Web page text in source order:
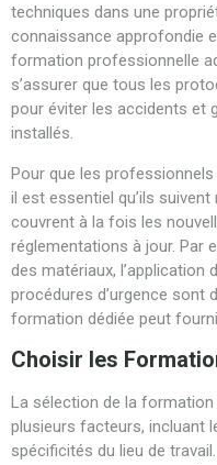
techniques dans une
connaissance approfondie
formation professionnelle
s’assurer que tous les
pour éviter les accidents et
installés.
Pour que les
il est essentiel qu’ils
couvrent à la fois les
réglementations à jour. Par
des matériaux,
procédures d’urgence sont
formation dédiée peut
Choisir les
La sélection de la
plusieurs facteurs, incluant
spécificités du lieu de